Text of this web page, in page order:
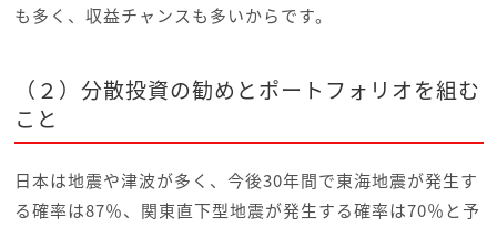
も多く、収益チャンスも多いからです。
（２）分散投資の勧めとポートフォリオを組む
こと
日本は地震や津波が多く、今後30年間で東海地震が発生す
る確率は87％、関東直下型地震が発生する確率は70％と予